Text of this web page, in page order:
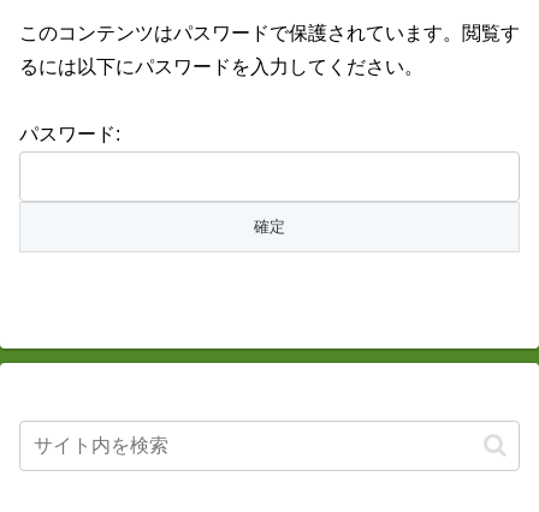
このコンテンツはパスワードで保護されています。閲覧す
るには以下にパスワードを入力してください。
パスワード: